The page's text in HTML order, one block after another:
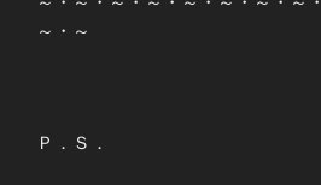
～・～
Ｐ．Ｓ．